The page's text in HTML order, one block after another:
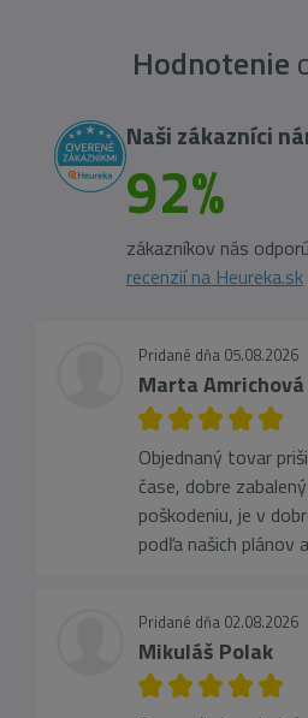
Hodnotenie
Naši zákazníci
92%
zákazníkov nás
recenzií na Heureka.sk
Pridané dňa 05.08.2026
Marta Amrichová
Objednaný tovar
čase, dobre
poškodeniu, je v
podľa našich plánov
Pridané dňa 02.08.2026
Mikuláš Polak